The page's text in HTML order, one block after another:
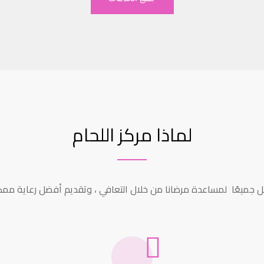
لماذا مركز اللحام
جميعًا لمساعدة مرضانا من خلال التعافي ، وتقديم أفضل رعاية